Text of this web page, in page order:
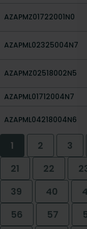
AZAPMZ01722001N0
AZAPML02325004N7
AZAPMZ02518002N5
AZAPML01712004N7
AZAPML04218004N6
1 2 3
21
22
39
40
56
57